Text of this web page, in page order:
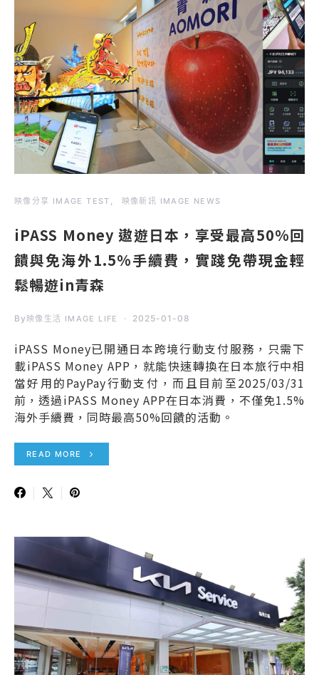
映像分享 IMAGE TEST 映像新訊 IMAGE NEWS
iPASS Money 遨遊日本，享受最高50%回
饋與免海外1.5%手續費，實踐免帶現金輕
鬆暢遊in青森
By 映像生活 IMAGE LIFE 2025-01-08
iPASS Money已開通日本跨境行動支付服務，只需下
載iPASS Money APP，就能快速轉換在日本旅行中相
當好用的PayPay行動支付，而且目前至2025/03/31
前，透過iPASS Money APP在日本消費，不僅免1.5%
海外手續費，同時最高50%回饋的活動。
READ MORE